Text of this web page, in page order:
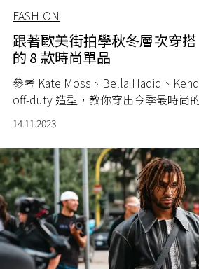
FASHION
跟著歐美街拍學秋冬層次穿
的 8 款時尚單品
參考 Kate Moss、Bella Hadid、
off-duty 造型，教你穿出今季最時尚
14.11.2023